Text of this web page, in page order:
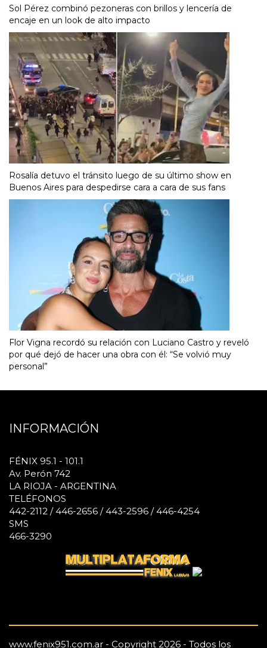
Sol Pérez combinó pezoneras con brillos y lencería de
encaje en un look de alto impacto
Rosalía detuvo el tránsito luego de su último show en
Buenos Aires para despedirse cara a cara de sus fans
Flor Vigna recordó su relación con Luciano Castro y reveló
por qué dejó de hacer una obra con él: “Se volvió muy
personal”
INFORMACIÓN
FÉNIX 95.1 - 101.1
Av. Perón 742
LA RIOJA - ARGENTINA
TELÉFONOS
442-2112 / 446-2656 / 443-2596 / 446-4254
SMS
466-3290
www.fenix951.com.ar - Copyright 2026 - Todos los